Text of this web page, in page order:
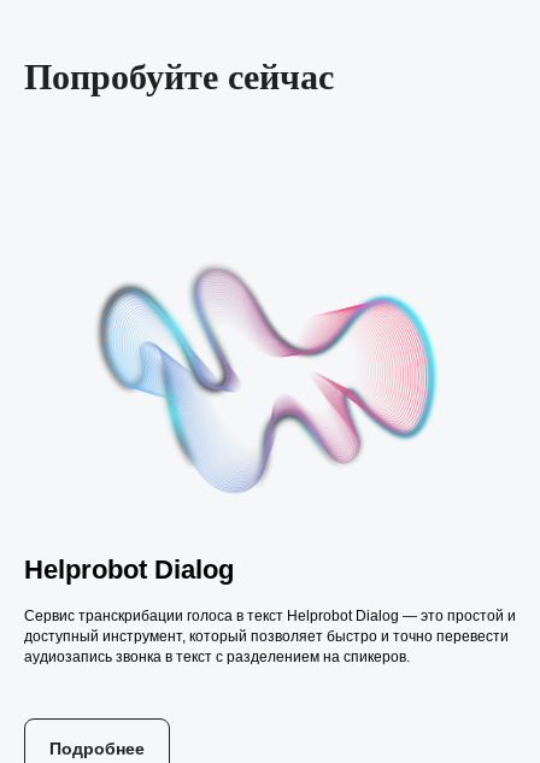
Попробуйте сейчас
Helprobot Dialog
Сервис транскрибации голоса в текст Helprobot Dialog — это простой и
доступный инструмент, который позволяет быстро и точно перевести
аудиозапись звонка в текст с разделением на спикеров.
Подробнее